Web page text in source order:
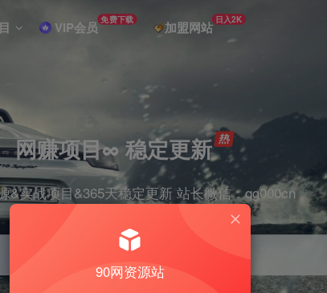
VIP会员 免费下载 加盟网站 日入2K
网赚项目∞ 稳定更新
&实战项目&365天稳定更新 站长微信：qg000cn
90网资源站